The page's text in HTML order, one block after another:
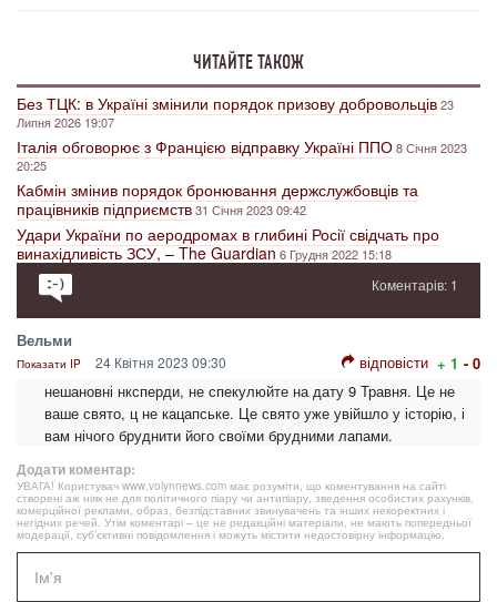
ЧИТАЙТЕ ТАКОЖ
Без ТЦК: в Україні змінили порядок призову добровольців23
Липня 2026 19:07
Італія обговорює з Францією відправку Україні ППО8 Січня 2023
20:25
Кабмін змінив порядок бронювання держслужбовців та
працівників підприємств31 Січня 2023 09:42
Удари України по аеродромах в глибині Росії свідчать про
винахідливість ЗСУ, – The Guardian6 Грудня 2022 15:18
Коментарів: 1
Вельми
Показати IP 24 Квітня 2023 09:30 відповісти + 1 - 0
нешановні нксперди, не спекулюйте на дату 9 Травня. Це не
ваше свято, ц не кацапське. Це свято уже увійшло у історію, і
вам нічого бруднити його своїми брудними лапами.
Додати коментар:
УВАГА! Користувач www.volynnews.com має розуміти, що коментування на сайті
створені аж ніяк не для політичного піару чи антипіару, зведення особистих рахунків,
комерційної реклами, образ, безпідставних звинувачень та інших некоректних і
негідних речей. Утім коментарі – це не редакційні матеріали, не мають попередньої
модерації, суб’єктивні повідомлення і можуть містити недостовірну інформацію.